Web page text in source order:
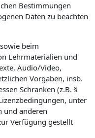
Bestimmungen
Daten zu beachten
beim
Lehrmaterialien und
Audio/Video,
Vorgaben, insb.
Schranken (z.B. §
unter
und anderen
Verfügung gestellt